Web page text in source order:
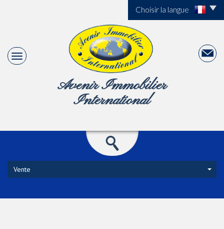
Choisir la langue
Avenir Immobilier
International
Vente